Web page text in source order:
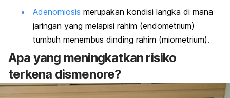
Adenomiosis merupakan kondisi langka di mana
jaringan yang melapisi rahim (endometrium)
tumbuh menembus dinding rahim (miometrium).
Apa yang meningkatkan risiko
terkena dismenore?